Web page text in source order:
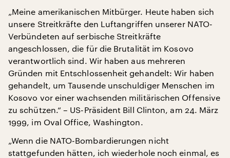
„Meine amerikanischen Mitbürger. Heute haben sich
unsere Streitkräfte den Luftangriffen unserer NATO-
Verbündeten auf serbische Streitkräfte
angeschlossen, die für die Brutalität im Kosovo
verantwortlich sind. Wir haben aus mehreren
Gründen mit Entschlossenheit gehandelt: Wir haben
gehandelt, um Tausende unschuldiger Menschen im
Kosovo vor einer wachsenden militärischen Offensive
zu schützen.“ – US-Präsident Bill Clinton, am 24. März
1999, im Oval Office, Washington.
„Wenn die NATO-Bombardierungen nicht
stattgefunden hätten, ich wiederhole noch einmal, es